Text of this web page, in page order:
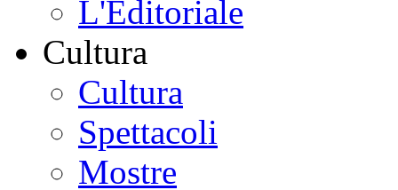
L'Editoriale
Cultura
Cultura
Spettacoli
Mostre